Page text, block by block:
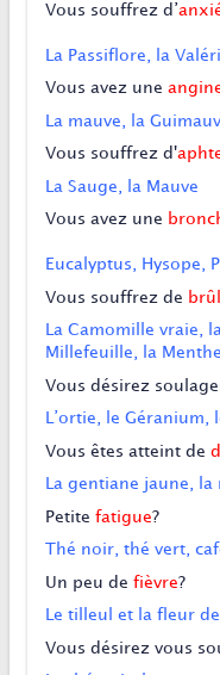
Vous souffrez d’
La Passiflore, la
Vous avez une
La mauve, la
Vous souffrez d'
La Sauge, la Mauve
Vous avez une
Eucalyptus, Hysope,
Vous souffrez de
La Camomille vraie,
Millefeuille, la
Vous désirez
L’ortie, le
Vous êtes atteint de
La gentiane jaune, la
Petite fatigue?
Thé noir, thé vert,
Un peu de fièvre?
Le tilleul et la fleur
Vous désirez vous